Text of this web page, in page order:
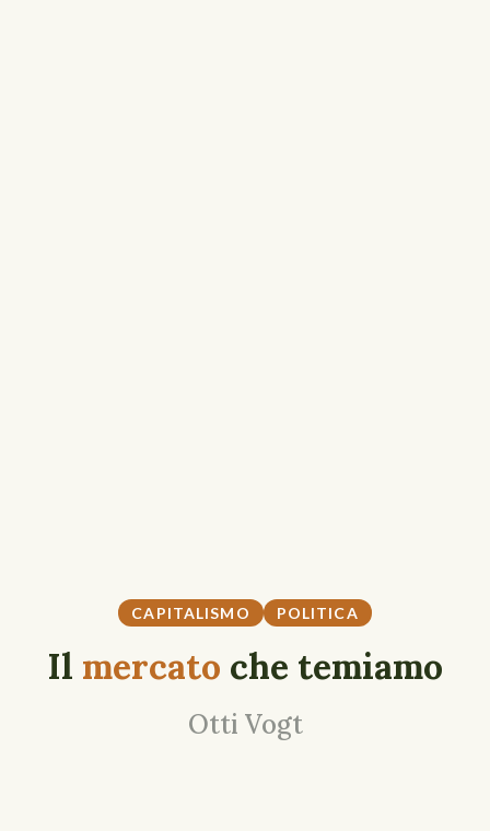
CAPITALISMO POLITICA
Il mercato che temiamo
Otti Vogt